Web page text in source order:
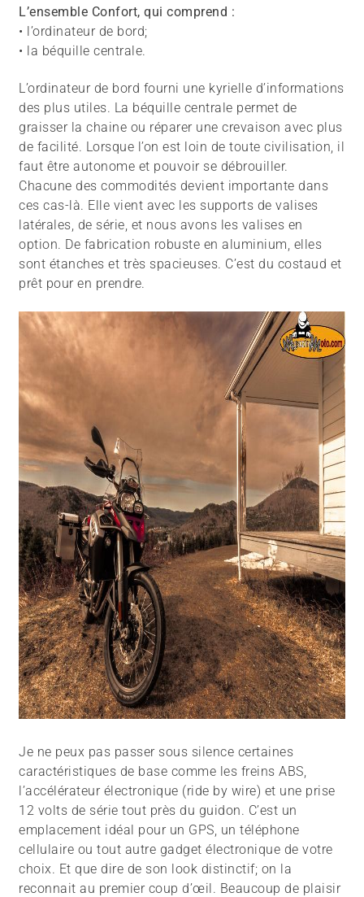
L’ensemble Confort, qui comprend :
• l’ordinateur de bord;
• la béquille centrale.
L’ordinateur de bord fourni une kyrielle d’informations
des plus utiles. La béquille centrale permet de
graisser la chaine ou réparer une crevaison avec plus
de facilité. Lorsque l’on est loin de toute civilisation, il
faut être autonome et pouvoir se débrouiller.
Chacune des commodités devient importante dans
ces cas-là. Elle vient avec les supports de valises
latérales, de série, et nous avons les valises en
option. De fabrication robuste en aluminium, elles
sont étanches et très spacieuses. C’est du costaud et
prêt pour en prendre.
Je ne peux pas passer sous silence certaines
caractéristiques de base comme les freins ABS,
l’accélérateur électronique (ride by wire) et une prise
12 volts de série tout près du guidon. C’est un
emplacement idéal pour un GPS, un téléphone
cellulaire ou tout autre gadget électronique de votre
choix. Et que dire de son look distinctif; on la
reconnait au premier coup d’œil. Beaucoup de plaisir